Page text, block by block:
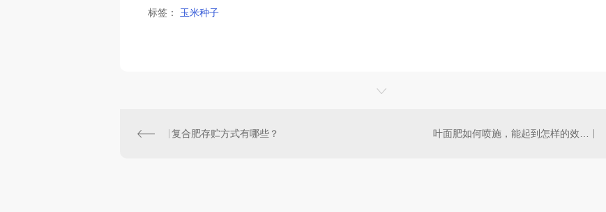
标签： 玉米种子
复合肥存贮方式有哪些？ 叶面肥如何喷施，能起到怎样的效率？